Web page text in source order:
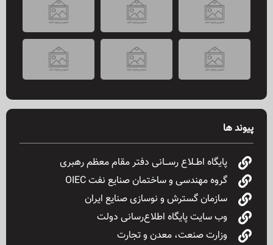
پیوند ها
پایگاه اطــلاع رســـانی دفتر مقام معظم رهبری
گروه مهندسی و ساختمان صنایع نفت OIEC
سازمان گسترش و نوسازی صنایع ایران
وب سایت پایگاه اطلاع‌رسانی دولت
وزارت صنعت، معدن و تجارت